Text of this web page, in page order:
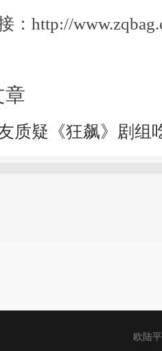
：http://
章
质疑《狂飙》剧组
欧陆